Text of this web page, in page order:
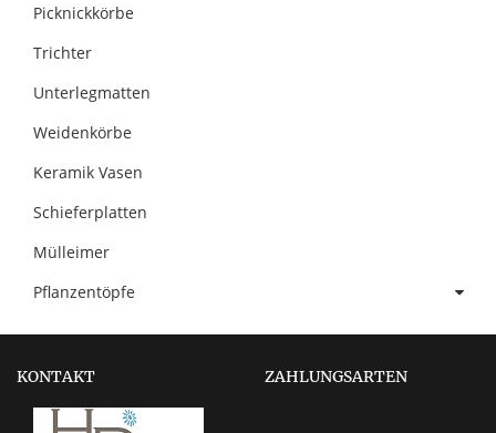
Picknickkörbe
Trichter
Unterlegmatten
Weidenkörbe
Keramik Vasen
Schieferplatten
Mülleimer
Pflanzentöpfe
KONTAKT ZAHLUNGSARTEN